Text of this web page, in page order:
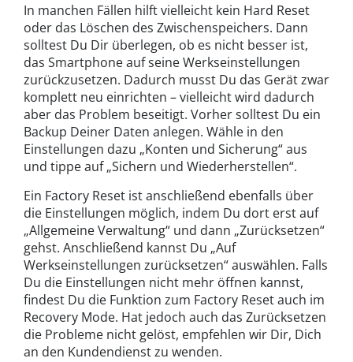
In manchen Fällen hilft vielleicht kein Hard Reset
oder das Löschen des Zwischenspeichers. Dann
solltest Du Dir überlegen, ob es nicht besser ist,
das Smartphone auf seine Werkseinstellungen
zurückzusetzen. Dadurch musst Du das Gerät zwar
komplett neu einrichten – vielleicht wird dadurch
aber das Problem beseitigt. Vorher solltest Du ein
Backup Deiner Daten anlegen. Wähle in den
Einstellungen dazu „Konten und Sicherung“ aus
und tippe auf „Sichern und Wiederherstellen“.
Ein Factory Reset ist anschließend ebenfalls über
die Einstellungen möglich, indem Du dort erst auf
„Allgemeine Verwaltung“ und dann „Zurücksetzen“
gehst. Anschließend kannst Du „Auf
Werkseinstellungen zurücksetzen“ auswählen. Falls
Du die Einstellungen nicht mehr öffnen kannst,
findest Du die Funktion zum Factory Reset auch im
Recovery Mode. Hat jedoch auch das Zurücksetzen
die Probleme nicht gelöst, empfehlen wir Dir, Dich
an den Kundendienst zu wenden.